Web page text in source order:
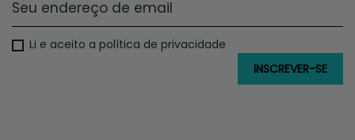
Li e aceito a política de privacidade